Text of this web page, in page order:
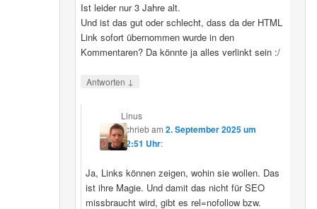
Ist leider nur 3 Jahre alt.
Und ist das gut oder schlecht, dass da der HTML
Link sofort übernommen wurde in den
Kommentaren? Da könnte ja alles verlinkt sein :/
Antworten ↓
Linus
schriebam2. September 2025 um
12:51 Uhr:
Ja, Links können zeigen, wohin sie wollen. Das
ist ihre Magie. Und damit das nicht für SEO
missbraucht wird, gibt es rel=nofollow bzw.